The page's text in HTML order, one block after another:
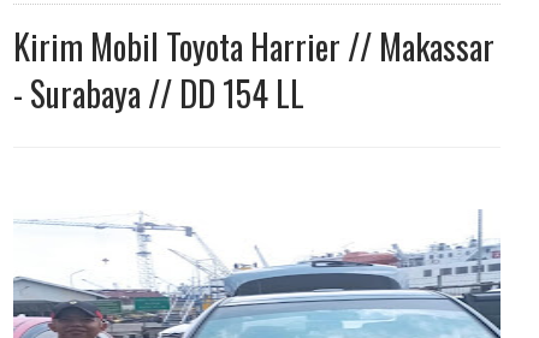
Kirim Mobil Toyota Harrier // Makassar
- Surabaya // DD 154 LL